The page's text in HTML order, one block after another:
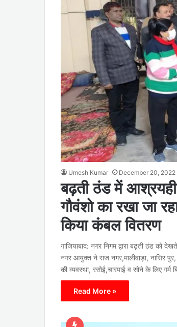
Umesh Kumar December 20, 2022
बढ़ती ठंड में
गौवंशो का रखा जा
किया कंबल वितरण
गाजियाबाद: नगर निगम द्वारा बढ़ती ठंड को
नगर आयुक्त ने राज नगर,मालीवाड़ा, नासिर
की व्यवस्था, रसोई,चारपाई व सोने के लिए गर्म
Read More »